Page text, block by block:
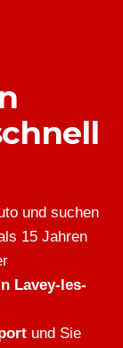
und suchen
15 Jahren
Lavey-les-
und Sie